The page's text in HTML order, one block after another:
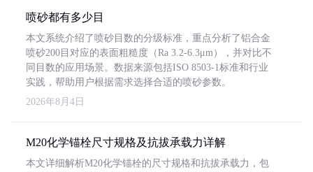
喷砂都有多少目
本文系统介绍了喷砂目数的分级标准，重点分析了铝合金
喷砂200目对应的表面粗糙度（Ra 3.2-6.3μm），并对比不
同目数的应用场景。数据来源包括ISO 8503-1标准和行业
实践，帮助用户根据需求选择合适的喷砂参数。
2026年8月4日
M20化学锚栓尺寸规格及抗拔承载力详解
本文详细解析M20化学锚栓的尺寸规格和抗拔承载力，包